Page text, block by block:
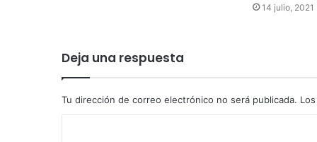
14 julio, 2021
Deja una respuesta
Tu dirección de correo electrónico no será publicada.